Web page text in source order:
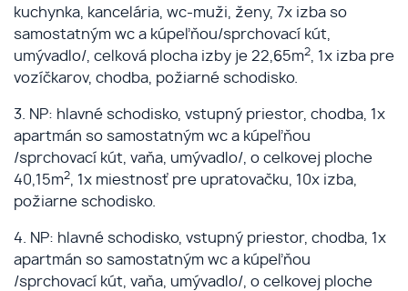
kuchynka, kancelária, wc-muži, ženy, 7x izba so
samostatným wc a kúpeľňou/sprchovací kút,
umývadlo/, celková plocha izby je 22,65m2
, 1x izba pre
vozíčkarov, chodba, požiarné schodisko.
3. NP: hlavné schodisko, vstupný priestor, chodba, 1x
apartmán so samostatným wc a kúpeľňou
/sprchovací kút, vaňa, umývadlo/, o celkovej ploche
40,15m2
, 1x miestnosť pre upratovačku, 10x izba,
požiarne schodisko.
4. NP: hlavné schodisko, vstupný priestor, chodba, 1x
apartmán so samostatným wc a kúpeľňou
/sprchovací kút, vaňa, umývadlo/, o celkovej ploche